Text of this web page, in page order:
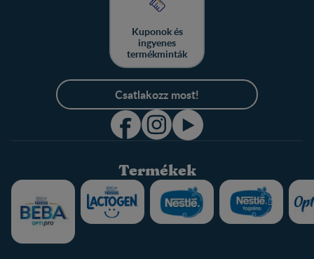
Kuponok és
ingyenes
termékminták
Csatlakozz most!
Termékek